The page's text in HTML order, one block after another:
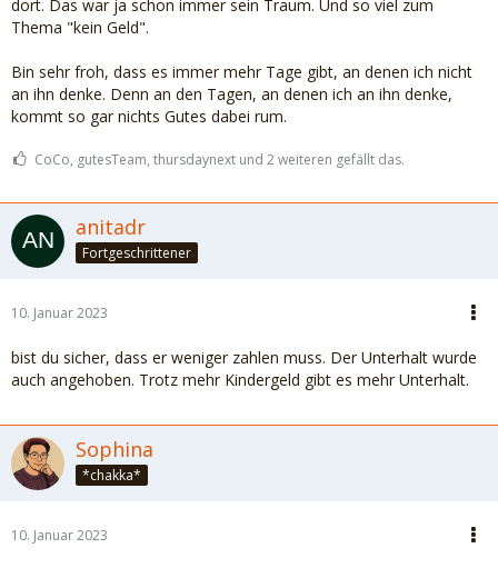
dort. Das war ja schon immer sein Traum. Und so viel zum
Thema "kein Geld".
Bin sehr froh, dass es immer mehr Tage gibt, an denen ich nicht
an ihn denke. Denn an den Tagen, an denen ich an ihn denke,
kommt so gar nichts Gutes dabei rum.
CoCo, gutesTeam, thursdaynext und 2 weiteren gefällt das.
anitadr
Fortgeschrittener
10. Januar 2023
bist du sicher, dass er weniger zahlen muss. Der Unterhalt wurde
auch angehoben. Trotz mehr Kindergeld gibt es mehr Unterhalt.
Sophina
*chakka*
10. Januar 2023